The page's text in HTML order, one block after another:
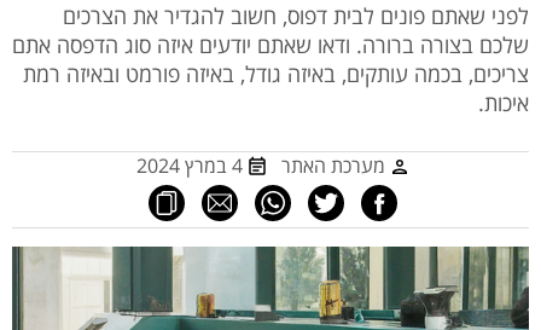
לפני שאתם פונים לבית דפוס, חשוב להגדיר את הצרכים
שלכם בצורה ברורה. ודאו שאתם יודעים איזה סוג הדפסה אתם
צריכים, בכמה עותקים, באיזה גודל, באיזה פורמט ובאיזה רמת
איכות.
מערכת האתר 4 במרץ 2024